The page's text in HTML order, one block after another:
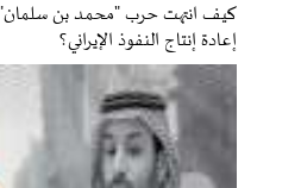
كيف انتهت حرب "محمد بن سلمان"
إعادة إنتاج النفوذ الإيراني؟